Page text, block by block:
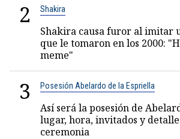
2 Shakira
Shakira causa furor al imitar
que le tomaron en los 2000:
meme"
3 Posesión Abelardo de la Espriella
Así será la posesión de
lugar, hora, invitados y
ceremonia